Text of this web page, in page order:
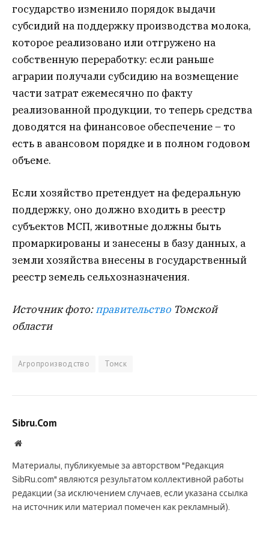
государство изменило порядок выдачи
субсидий на поддержку производства молока,
которое реализовано или отгружено на
собственную переработку: если раньше
аграрии получали субсидию на возмещение
части затрат ежемесячно по факту
реализованной продукции, то теперь средства
доводятся на финансовое обеспечение – то
есть в авансовом порядке и в полном годовом
объеме.
Если хозяйство претендует на федеральную
поддержку, оно должно входить в реестр
субъектов МСП, животные должны быть
промаркированы и занесены в базу данных, а
земли хозяйства внесены в государственный
реестр земель сельхозназначения.
Источник фото:правительство Томской
области
Агропроизводство Томск
Sibru.Com
Website
Материалы, публикуемые за авторством "Редакция
SibRu.com" являются результатом коллективной работы
редакции (за исключением случаев, если указана ссылка
на источник или материал помечен как рекламный).